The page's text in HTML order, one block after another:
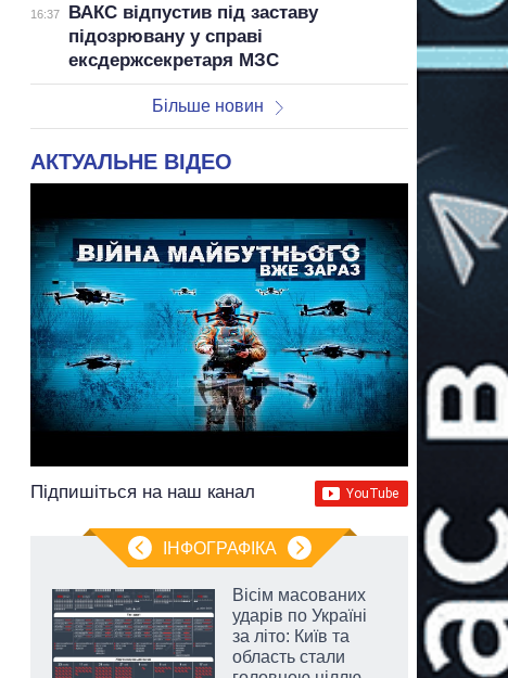
16:37
ВАКС відпустив під заставу
підозрювану у справі
ексдержсекретаря МЗС
Більше новин
АКТУАЛЬНЕ ВІДЕО
Підпишіться на наш канал
ІНФОГРАФІКА
Вісім масованих
ударів по Україні
за літо: Київ та
область стали